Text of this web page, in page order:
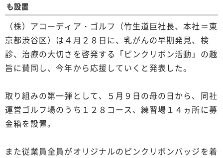
も設置
（株）アコーディア・ゴルフ（竹生道巨社長、本社＝東
京都渋谷区）は４月２８日に、乳がんの早期発見、検
診、治療の大切さを啓発する「ピンクリボン活動」の趣
旨に賛同し、今年から応援していくと発表した。
取り組みの第一弾として、５月９日の母の日から、同社
運営ゴルフ場のうち１２８コース、練習場１４ヵ所に募
金箱を設置。
また従業員全員がオリジナルのピンクリボンバッジを着